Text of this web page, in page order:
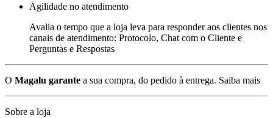
Agilidade no atendimento
Avalia o tempo que a loja leva para responder aos clientes nos
canais de atendimento: Protocolo, Chat com o Cliente e
Perguntas e Respostas
O Magalu garante a sua compra, do pedido à entrega. Saiba mais
Sobre a loja